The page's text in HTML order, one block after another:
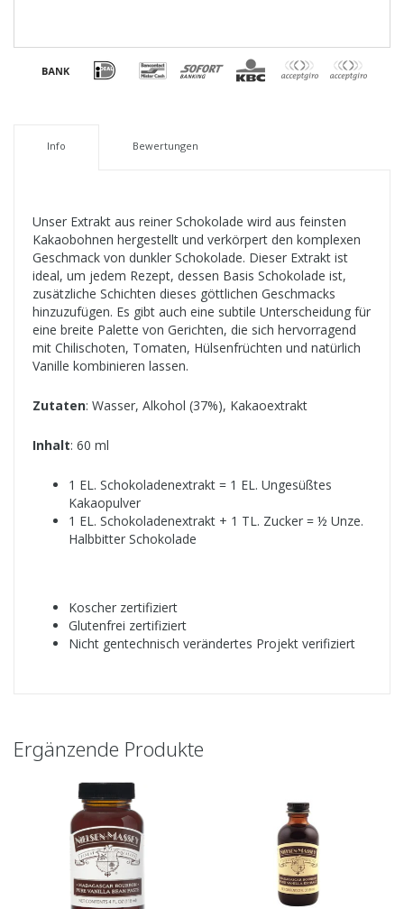
Info Bewertungen
Unser Extrakt aus reiner Schokolade wird aus feinsten
Kakaobohnen hergestellt und verkörpert den komplexen
Geschmack von dunkler Schokolade. Dieser Extrakt ist
ideal, um jedem Rezept, dessen Basis Schokolade ist,
zusätzliche Schichten dieses göttlichen Geschmacks
hinzuzufügen. Es gibt auch eine subtile Unterscheidung für
eine breite Palette von Gerichten, die sich hervorragend
mit Chilischoten, Tomaten, Hülsenfrüchten und natürlich
Vanille kombinieren lassen.
Zutaten: Wasser, Alkohol (37%), Kakaoextrakt
Inhalt: 60 ml
1 EL. Schokoladenextrakt = 1 EL. Ungesüßtes
Kakaopulver
1 EL. Schokoladenextrakt + 1 TL. Zucker = ½ Unze.
Halbbitter Schokolade
Koscher zertifiziert
Glutenfrei zertifiziert
Nicht gentechnisch verändertes Projekt verifiziert
Ergänzende Produkte